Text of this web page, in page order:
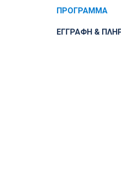
ΠΡΟΓΡΑΜΜΑ
ΕΓΓΡΑΦΗ &